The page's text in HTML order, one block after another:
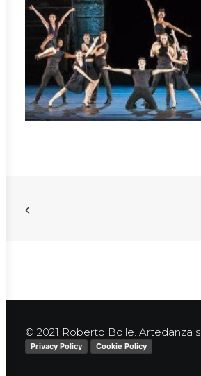
© 2021 Roberto Bolle. Artedanza
Privacy Policy Cookie Policy